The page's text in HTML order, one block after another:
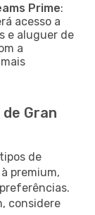
Prime:
acesso a
e aluguer de
a
Gran
de
premium,
considere